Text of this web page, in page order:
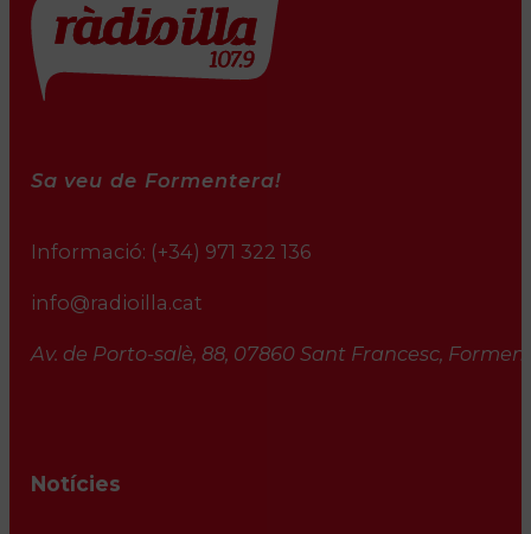
Sa veu de Formentera!
Informació: (+34) 971 322 136
info@radioilla.cat
Av. de Porto-salè, 88, 07860 Sant Francesc,
Notícies